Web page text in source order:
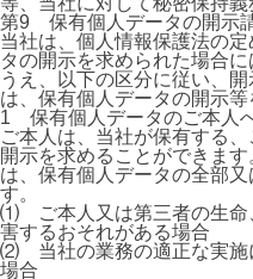
第9 保有個人データの開示
当社は、個人情報保護法の
タの開示を求められた場合
うえ、以下の区分に従い、
は、保有個人データの開示等
1 保有個人データのご本人
ご本人は、当社が保有する
開示を求めることができま
は、保有個人データの全部
す。
⑴ ご本人又は第三者の生命
害するおそれがある場合
⑵ 当社の業務の適正な実施
場合